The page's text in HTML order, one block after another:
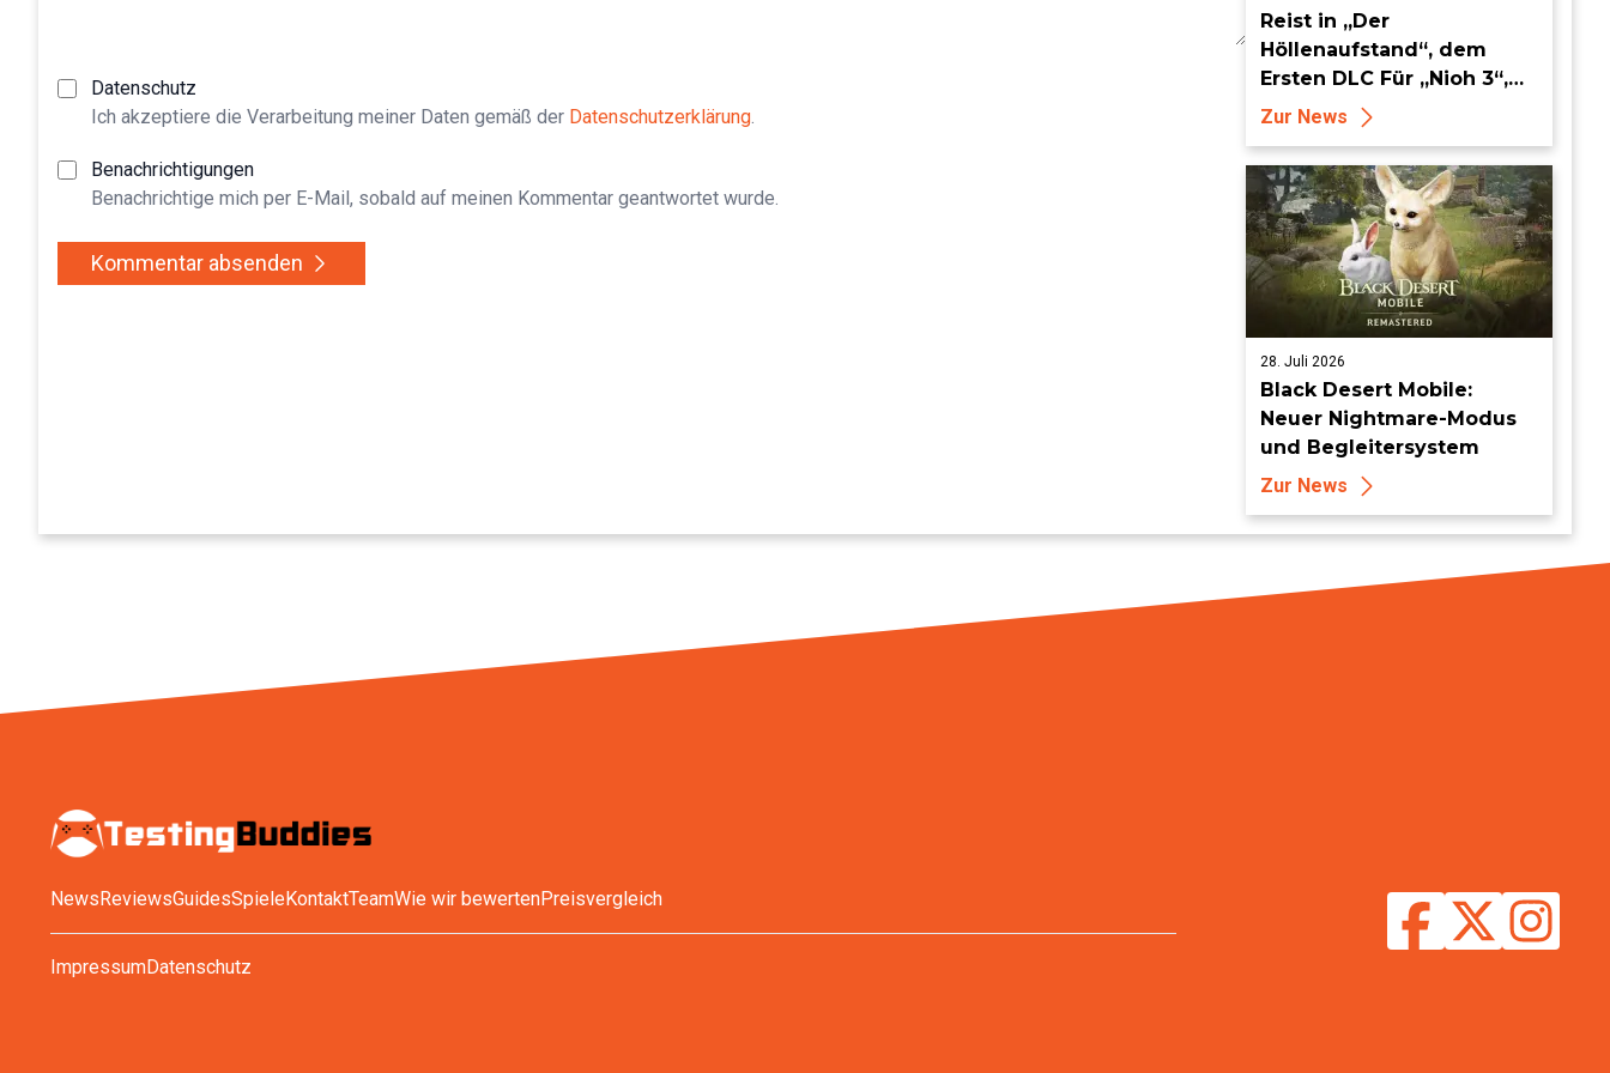
Datenschutz
Ich akzeptiere die Verarbeitung meiner Daten gemäß der Datenschutzerklärung.
Benachrichtigungen
Benachrichtige mich per E-Mail, sobald auf meinen Kommentar geantwortet wurde.
Kommentar absenden
Reist in „Der
Höllenaufstand“, dem
Ersten DLC Für „Nioh 3“,
ab dem 19. August in die
Keian-Ära!
Zur News
28. Juli 2026
Black Desert Mobile:
Neuer Nightmare-Modus
und Begleitersystem
Zur News
News ReviewsGuidesSpieleKontaktTeamWie wir bewertenPreisvergleich
ImpressumDatenschutz